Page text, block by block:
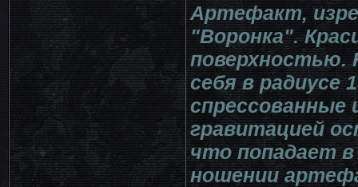
Артефакт,
"Воронка".
поверхностью.
себя в радиусе
спрессованные
гравитацией
что попадает
ношении